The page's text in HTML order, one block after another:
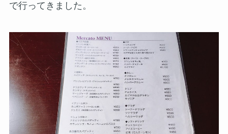
で行ってきました。